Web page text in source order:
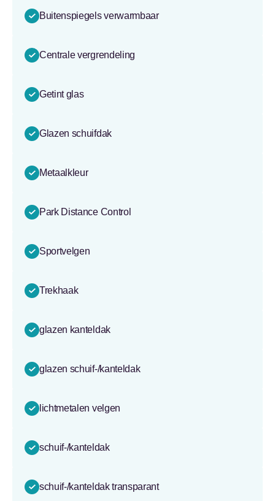
Buitenspiegels verwarmbaar
Centrale vergrendeling
Getint glas
Glazen schuifdak
Metaalkleur
Park Distance Control
Sportvelgen
Trekhaak
glazen kanteldak
glazen schuif-/kanteldak
lichtmetalen velgen
schuif-/kanteldak
schuif-/kanteldak transparant